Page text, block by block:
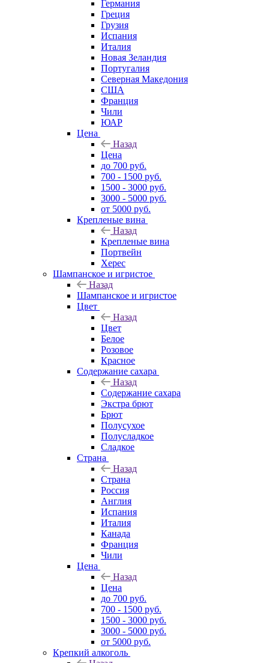
Германия
Греция
Грузия
Испания
Италия
Новая Зеландия
Португалия
Северная Македония
США
Франция
Чили
ЮАР
Цена
Назад
Цена
до 700 руб.
700 - 1500 руб.
1500 - 3000 руб.
3000 - 5000 руб.
от 5000 руб.
Крепленые вина
Назад
Крепленые вина
Портвейн
Херес
Шампанское и игристое
Назад
Шампанское и игристое
Цвет
Назад
Цвет
Белое
Розовое
Красное
Содержание сахара
Назад
Содержание сахара
Экстра брют
Брют
Полусухое
Полусладкое
Сладкое
Страна
Назад
Страна
Россия
Англия
Испания
Италия
Канада
Франция
Чили
Цена
Назад
Цена
до 700 руб.
700 - 1500 руб.
1500 - 3000 руб.
3000 - 5000 руб.
от 5000 руб.
Крепкий алкоголь